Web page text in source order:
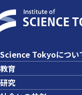
Science Tokyoについ
教育
研究